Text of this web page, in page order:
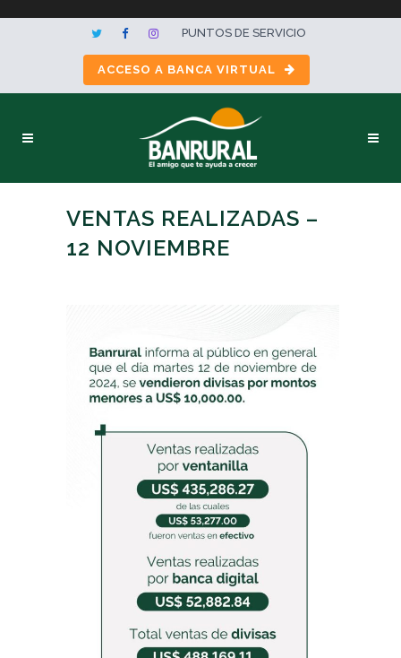
PUNTOS DE SERVICIO
ACCESO A BANCA VIRTUAL
VENTAS REALIZADAS –
12 NOVIEMBRE